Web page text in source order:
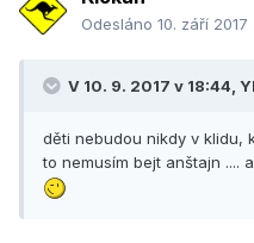
Odesláno 10. září 2017
V 10. 9. 2017 v 18:44,
děti nebudou nikdy v klidu,
to nemusím bejt anštajn ....